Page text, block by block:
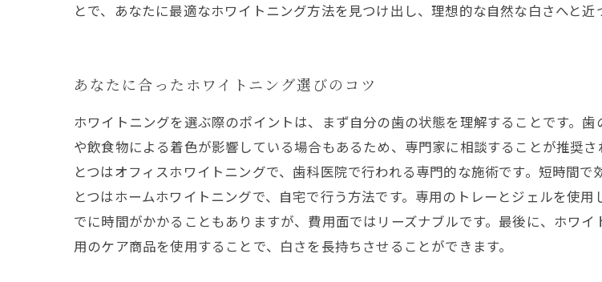
とで、あなたに最適なホワイトニング方法を見つけ出し、理想的な自然な白さへと近
あなたに合ったホワイトニング選びのコツ
ホワイトニングを選ぶ際のポイントは、まず自分の歯の状態を理解することです。
や飲食物による着色が影響している場合もあるため、専門家に相談することが推奨
とつはオフィスホワイトニングで、歯科医院で行われる専門的な施術です。短時間
とつはホームホワイトニングで、自宅で行う方法です。専用のトレーとジェルを使
でに時間がかかることもありますが、費用面ではリーズナブルです。最後に、ホワ
用のケア商品を使用することで、白さを長持ちさせることができます。